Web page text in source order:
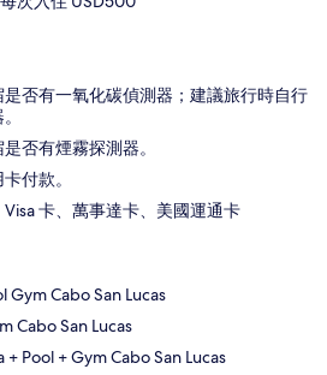
否有一氧化碳偵測器；建議旅行時自行
否有煙霧探測器。
付款。
卡、萬事達卡、美國運通卡
Gym Cabo San Lucas
Cabo San Lucas
+ Pool + Gym Cabo San Lucas